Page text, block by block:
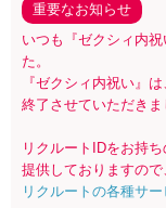
重要なお知らせ
いつも『ゼクシィ内
た。
『ゼクシィ内祝い』
終了させていただきま
リクルートIDをお持
提供しておりますので
リクルートの各種サー